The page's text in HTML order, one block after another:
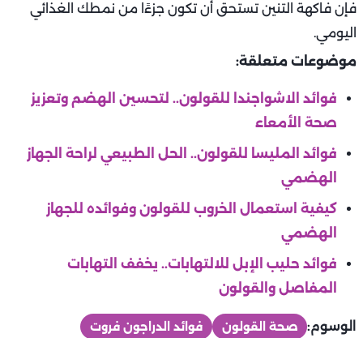
فإن فاكهة التنين تستحق أن تكون جزءًا من نمطك الغذائي
اليومي.
موضوعات متعلقة:
فوائد الاشواجندا للقولون.. لتحسين الهضم وتعزيز
صحة الأمعاء
فوائد المليسا للقولون.. الحل الطبيعي لراحة الجهاز
الهضمي
كيفية استعمال الخروب للقولون وفوائده للجهاز
الهضمي
فوائد حليب الإبل للالتهابات.. يخفف التهابات
المفاصل والقولون
الوسوم: صحة القولون
فوائد الدراجون فروت